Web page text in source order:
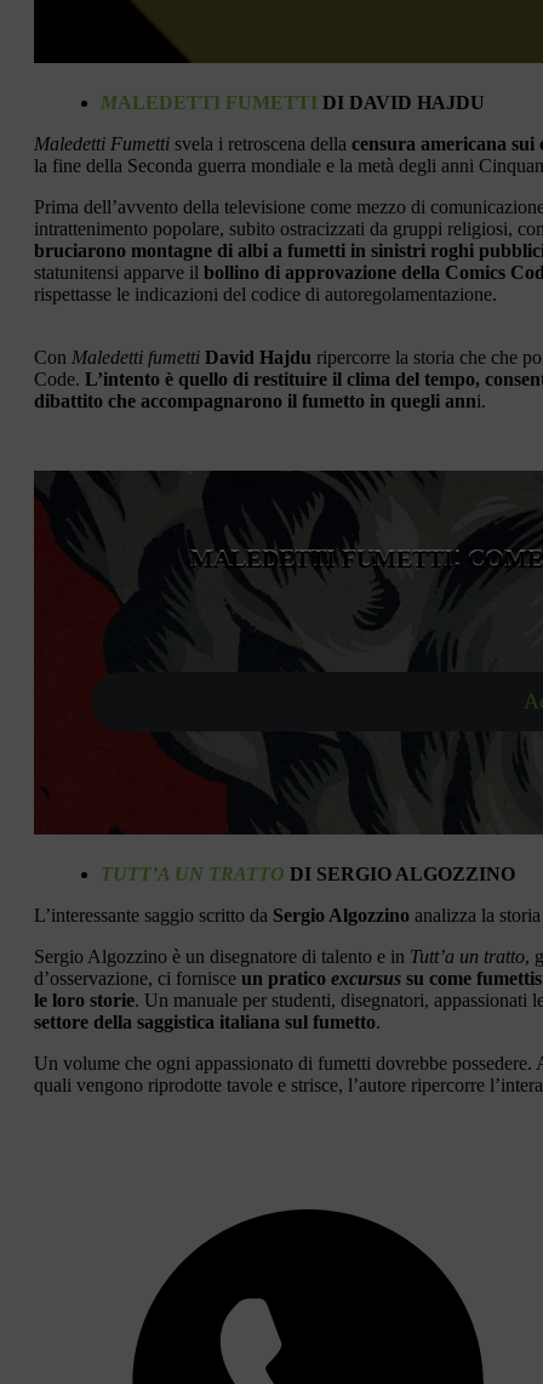
MALEDETTI FUMETTI DI DAVID HAJDU
Maledetti Fumetti svela i retroscena della censura americana sui
la fine della Seconda guerra mondiale e la metà degli anni
Prima dell’avvento della televisione come mezzo di
intrattenimento popolare, subito ostracizzati da gruppi religiosi,
bruciarono montagne di albi a fumetti in sinistri roghi
statunitensi apparve il bollino di approvazione della Comics
rispettasse le indicazioni del codice di autoregolamentazione.
Con Maledetti fumetti David Hajdu ripercorre la storia che che
Code. L’intento è quello di restituire il clima del tempo,
dibattito che accompagnarono il fumetto in quegli anni.
MALEDETTI FUMETTI!
TUTT’A UN TRATTO DI SERGIO ALGOZZINO
L’interessante saggio scritto da Sergio Algozzino analizza la
Sergio Algozzino è un disegnatore di talento e in Tutt’a un tratto,
d’osservazione, ci fornisce un pratico excursus su come
le loro storie. Un manuale per studenti, disegnatori,
settore della saggistica italiana sul fumetto.
Un volume che ogni appassionato di fumetti dovrebbe
quali vengono riprodotte tavole e strisce, l’autore ripercorre